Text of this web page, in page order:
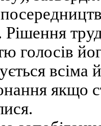
голосів
якщо